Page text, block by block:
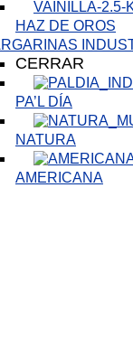
HAZ DE OROS
CERRAR
PA’L DÍA
NATURA
AMERICANA